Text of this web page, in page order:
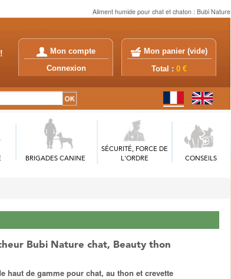
Aliment humide pour chat et chaton : Bubi Nature
Mon compte
Connexion
Mon panier (vide)
Total : 0 €
BRIGADES CANINE
SÉCURITÉ, FORCE DE
L'ORDRE
CONSEILS
Bubi Nature chat, Beauty thon
haut de gamme pour chat, au thon et crevette